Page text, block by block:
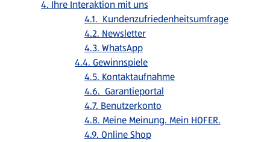
4. Ihre Interaktion mit uns
4.1. Kundenzufriedenheitsumfrage
4.2. Newsletter
4.3. WhatsApp
4.4. Gewinnspiele
4.5. Kontaktaufnahme
4.6. Garantieportal
4.7. Benutzerkonto
4.8. Meine Meinung. Mein HOFER.
4.9. Online Shop